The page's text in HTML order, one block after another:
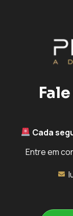
Cada
Entre em